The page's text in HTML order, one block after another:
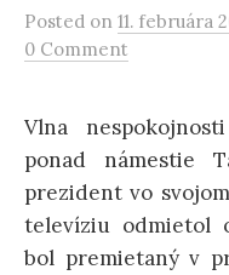
Posted on 11. februára
0 Comment
Vlna
ponad námestie
prezident vo
televíziu odmietol
bol premietaný v